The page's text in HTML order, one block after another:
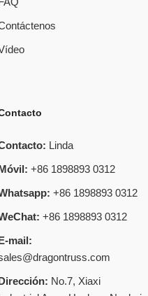
Linda
+86 1898893 0312
+86 1898893 0312
+86 1898893 0312
mail:
No.7, Xiaxi